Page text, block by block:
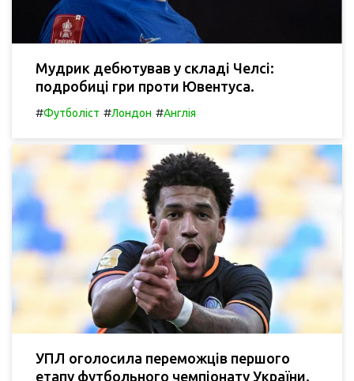
Мудрик дебютував у складі Челсі:
подробиці гри проти Ювентуса.
#Футболіст #Лондон #Англія
УПЛ оголосила переможців першого
етапу футбольного чемпіонату України.